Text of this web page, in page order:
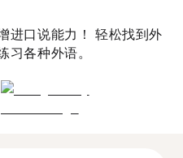
进口说能力！ 轻松找到外
习各种外语。